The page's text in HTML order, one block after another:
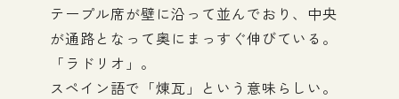
テープル席が壁に沿って並んでおり、中央
が通路となって奥にまっすぐ伸びている。
「ラドリオ」。
スペイン語で「煉瓦」という意味らしい。